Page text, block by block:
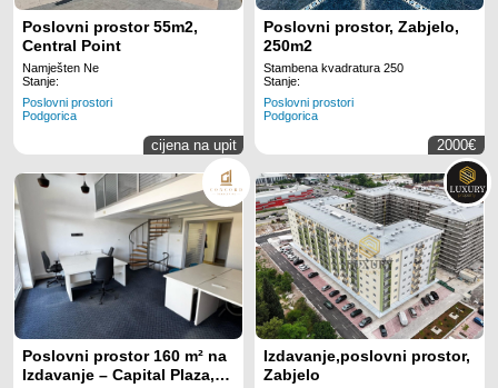
Poslovni prostor 55m2,
Central Point
Namješten Ne
Stanje:
Poslovni prostori
Podgorica
cijena na upit
Poslovni prostor, Zabjelo,
250m2
Stambena kvadratura 250
Stanje:
Poslovni prostori
Podgorica
2000€
Poslovni prostor 160 m² na
Izdavanje – Capital Plaza,
Izdavanje,poslovni prostor,
Zabjelo